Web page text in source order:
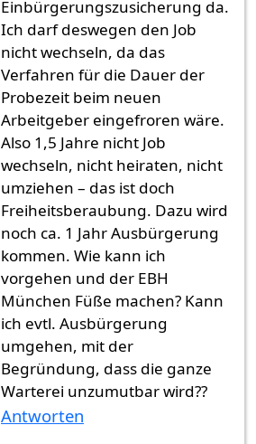
Einbürgerungszusicherung da.
Ich darf deswegen den Job
nicht wechseln, da das
Verfahren für die Dauer der
Probezeit beim neuen
Arbeitgeber eingefroren wäre.
Also 1,5 Jahre nicht Job
wechseln, nicht heiraten, nicht
umziehen – das ist doch
Freiheitsberaubung. Dazu wird
noch ca. 1 Jahr Ausbürgerung
kommen. Wie kann ich
vorgehen und der EBH
München Füße machen? Kann
ich evtl. Ausbürgerung
umgehen, mit der
Begründung, dass die ganze
Warterei unzumutbar wird??
Antworten